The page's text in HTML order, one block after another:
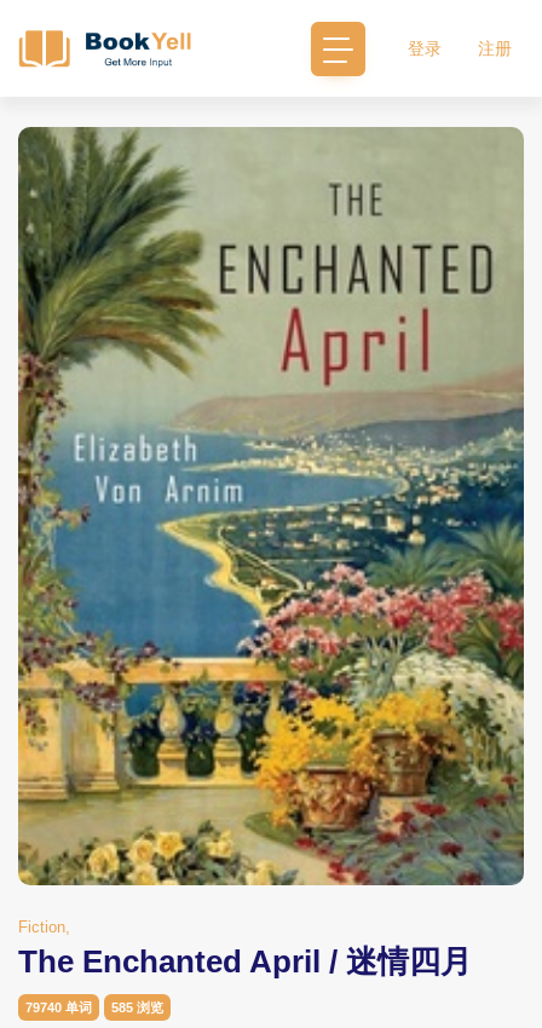
登录 注册
Fiction,
The Enchanted April / 迷情四月
79740 单词 585 浏览